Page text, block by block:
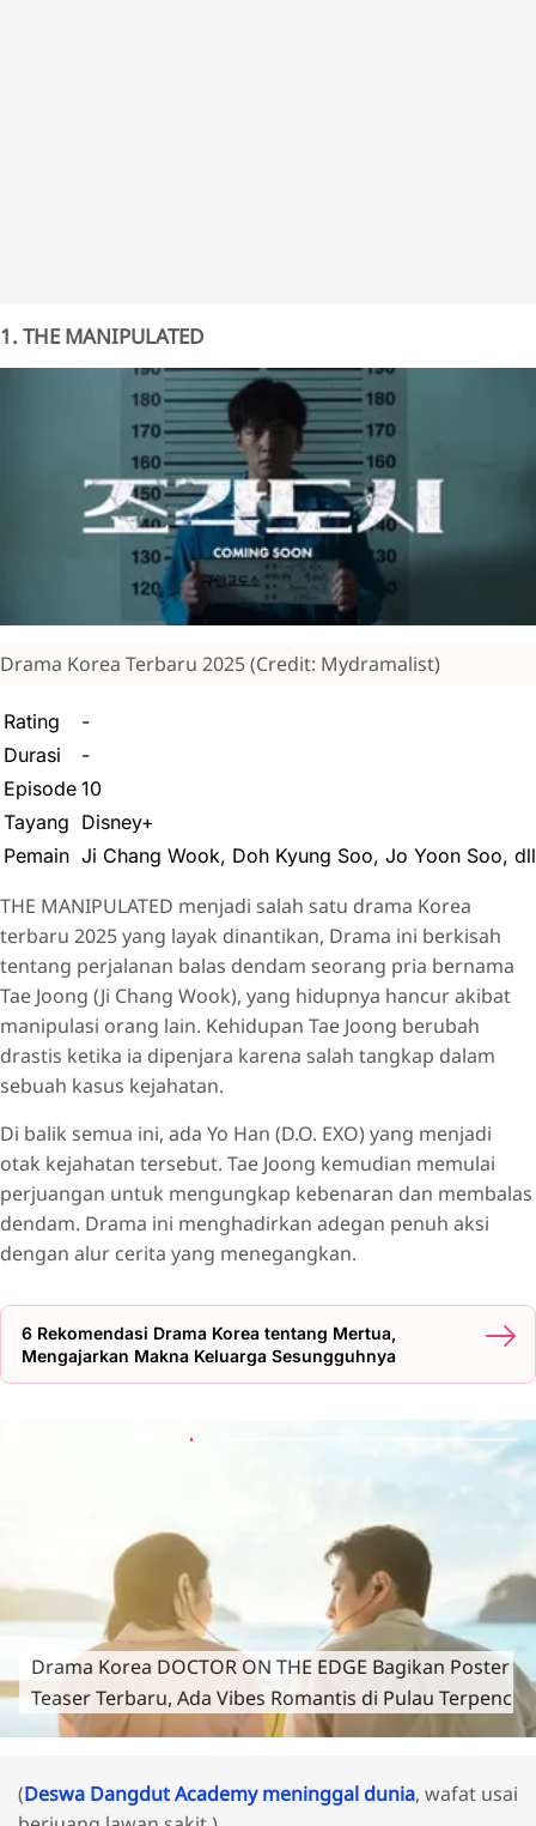
1. THE MANIPULATED
Drama Korea Terbaru 2025 (Credit: Mydramalist)
Rating
-
Durasi
-
Episode 10
Tayang Disney+
Pemain Ji Chang Wook, Doh Kyung Soo, Jo Yoon Soo,
THE MANIPULATED menjadi salah satu drama Korea
terbaru 2025 yang layak dinantikan, Drama ini berkisah
tentang perjalanan balas dendam seorang pria bernama
Tae Joong (Ji Chang Wook), yang hidupnya hancur akibat
manipulasi orang lain. Kehidupan Tae Joong berubah
drastis ketika ia dipenjara karena salah tangkap dalam
sebuah kasus kejahatan.
Di balik semua ini, ada Yo Han (D.O. EXO) yang menjadi
otak kejahatan tersebut. Tae Joong kemudian memulai
perjuangan untuk mengungkap kebenaran dan membalas
dendam. Drama ini menghadirkan adegan penuh aksi
dengan alur cerita yang menegangkan.
6 Rekomendasi Drama Korea tentang Mertua,
Mengajarkan Makna Keluarga Sesungguhnya
Drama Korea DOCTOR ON THE EDGE Bagikan Poster
Teaser Terbaru, Ada Vibes Romantis di Pulau Terpencil
(Deswa Dangdut Academy meninggal dunia, wafat usai